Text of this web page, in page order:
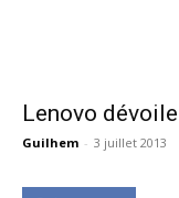
Lenovo
Guilhem - 3 juillet 2013